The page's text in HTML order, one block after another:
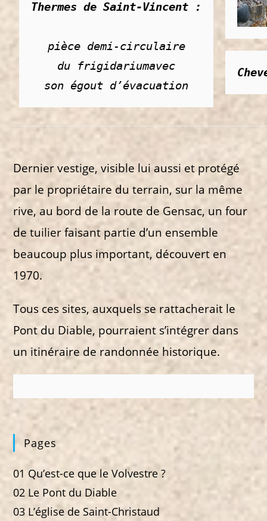
Thermes de Saint-Vincent :
pièce demi-circulaire
du frigidariumavec
son égout d’évacuation
Dernier vestige, visible lui aussi et protégé
par le propriétaire du terrain, sur la même
rive, au bord de la route de Gensac, un four
de tuilier faisant partie d’un ensemble
beaucoup plus important, découvert en
1970.
Tous ces sites, auxquels se rattacherait le
Pont du Diable, pourraient s’intégrer dans
un itinéraire de randonnée historique.
Pages
01 Qu’est-ce que le Volvestre ?
02 Le Pont du Diable
03 L’église de Saint-Christaud